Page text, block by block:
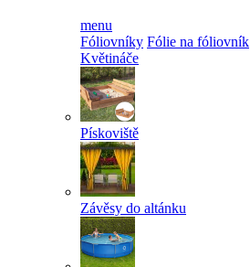
menu
Fóliovníky Fólie na fóliovník
Květináče
Pískoviště
Závěsy do altánku